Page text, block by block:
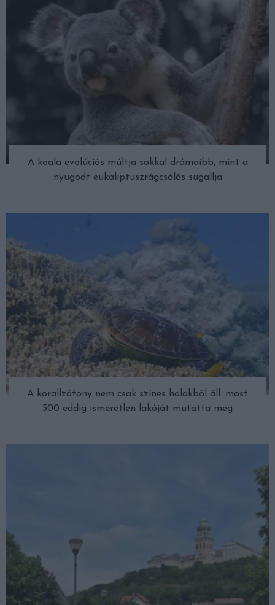
A koala evolúciós múltja sokkal drámaibb, mint a
nyugodt eukaliptuszrágcsálás sugallja
A korallzátony nem csak színes halakból áll: most
500 eddig ismeretlen lakóját mutatta meg